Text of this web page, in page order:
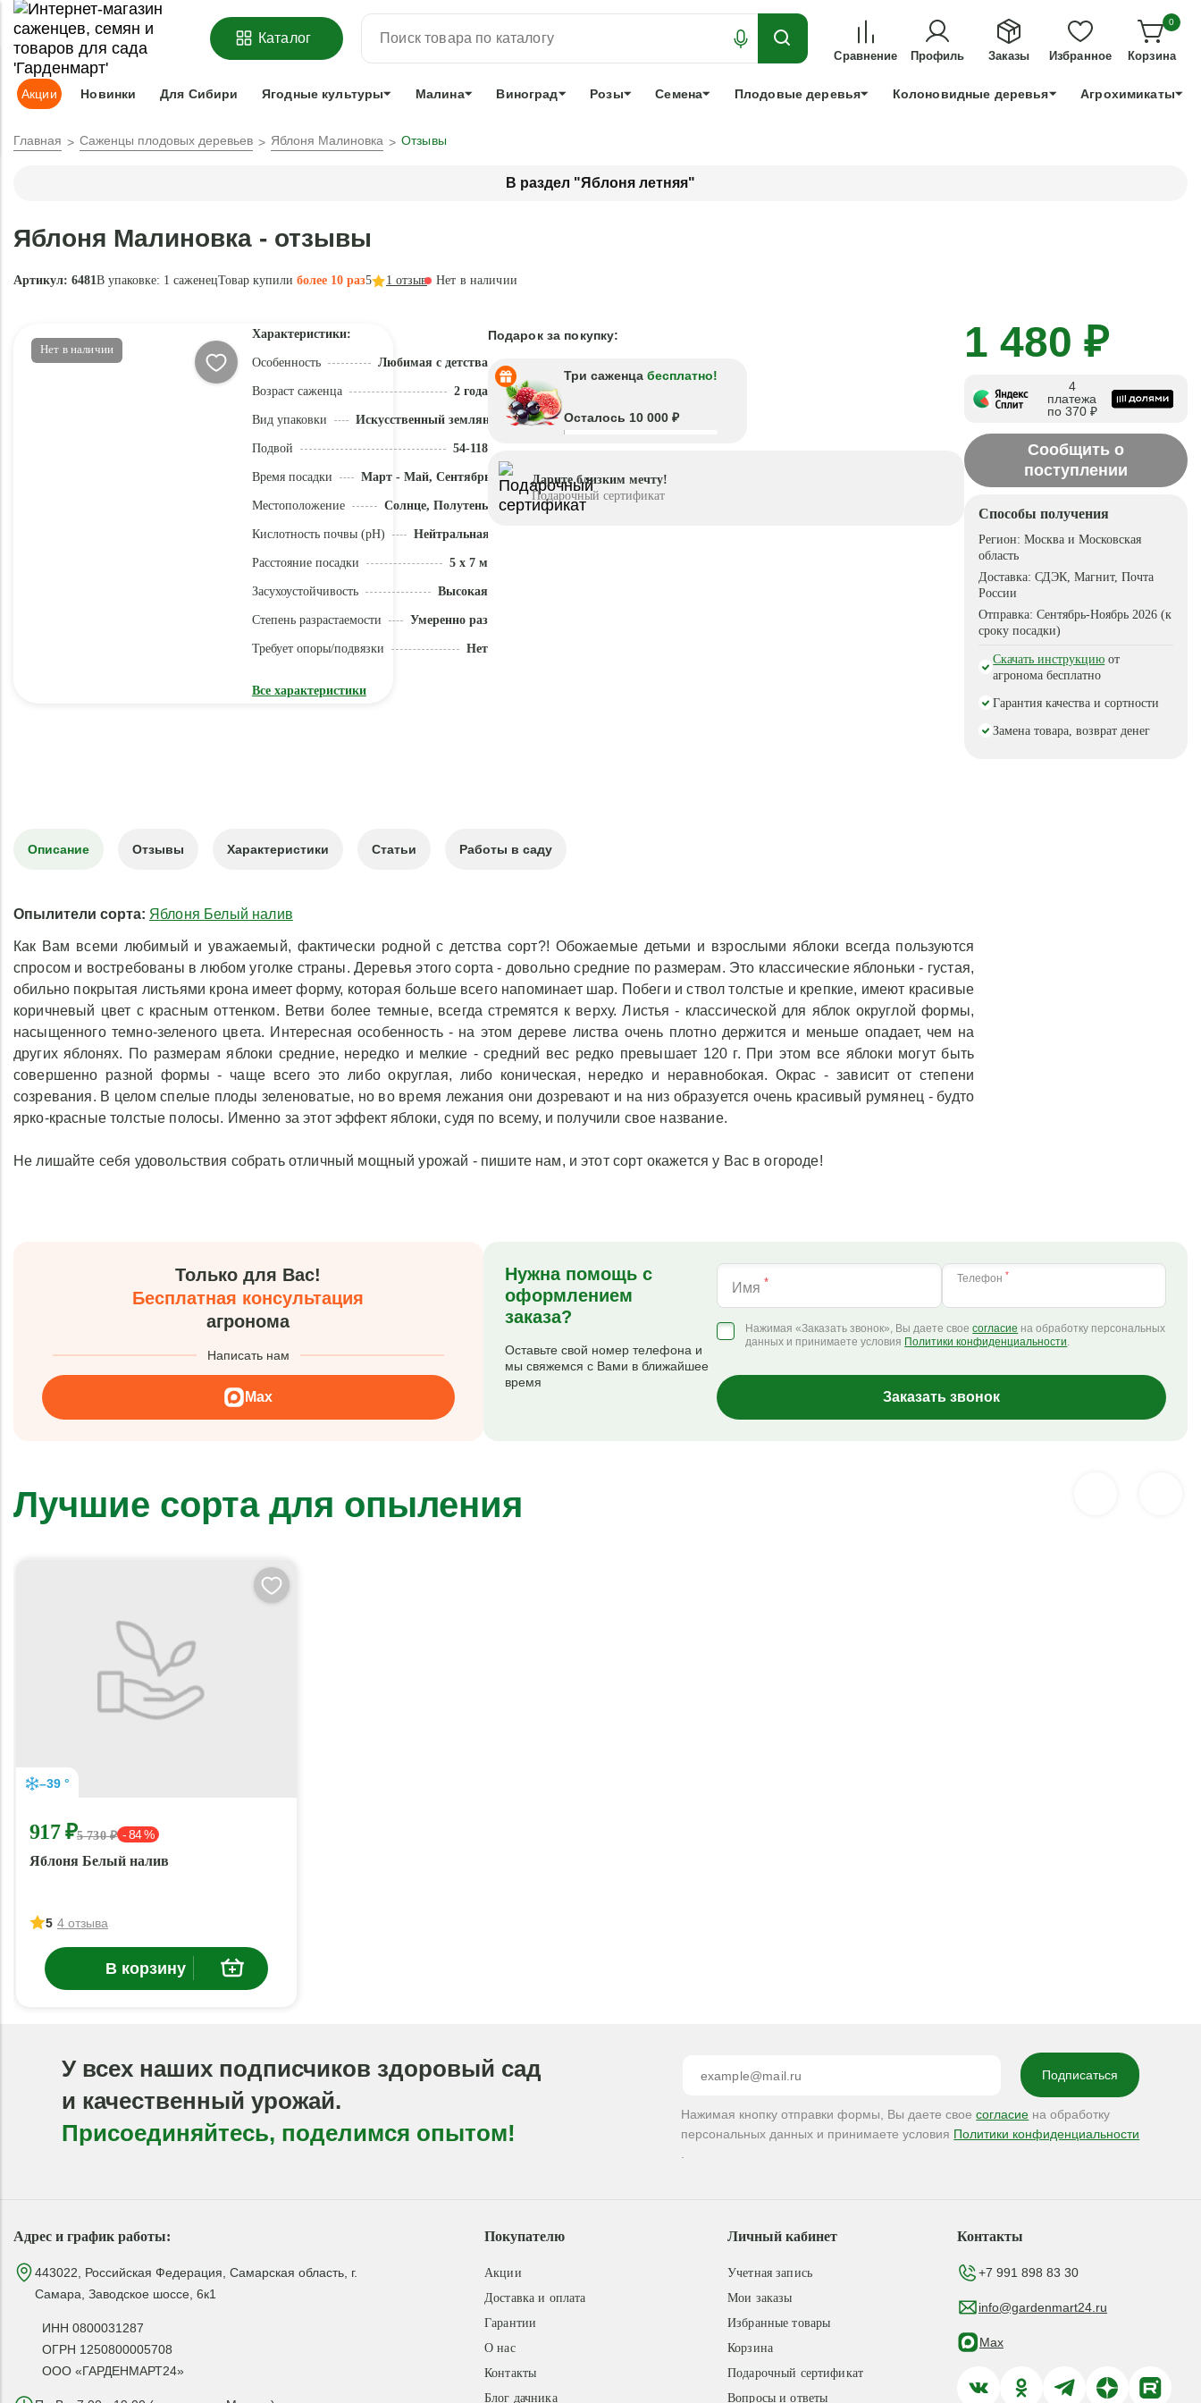
ОФОРМИТЬПРЕДЗАКАЗ =ЗАБРОНИРОВАТЬЛУЧШЕЕ ДЛЯ ТЕХ, КТО УСПЕЕТ!
Адрес доставки:Москва Доставка и оплата Гарантии +7 991 898 83 30
Каталог
Сравнение Профиль Заказы Избранное
0
Корзина
Акции Новинки Для Сибири Ягодные культуры Малина Виноград Розы Семена Плодовые деревья Колоновидные деревья Агрохимикаты
Главная Саженцы плодовых деревьев Яблоня Малиновка Отзывы
В раздел "Яблоня летняя"
Яблоня Малиновка - отзывы
Артикул: 6481В упаковке: 1 саженецТовар купили более 10 раз5 1 отзыв Нет в наличии
Нет в наличии
Характеристики:
Особенность Любимая с детства
Возраст саженца 2 года
Вид упаковки Искусственный земляной ком
Подвой 54-118
Время посадки Март - Май, Сентябрь - Ноябрь
Местоположение Солнце, Полутень
Кислотность почвы (pH) Нейтральная (5,5 - 7)
Расстояние посадки 5 x 7 м
Засухоустойчивость Высокая
Степень разрастаемости Умеренно разрастается
Требует опоры/подвязки Нет
Все характеристики
Подарок за покупку:
Три саженца бесплатно!
Осталось 10 000 ₽
Дарите близким мечту!
Подарочный сертификат
1 480 ₽
4
платежа
по 370 ₽
Сообщить о
поступлении
Способы получения
Регион:Москва и Московская
область
Доставка:СДЭК, Магнит, Почта
России
Отправка:Сентябрь-Ноябрь 2026 (к
сроку посадки)
Скачать инструкцию от
агронома бесплатно
Гарантия качества и сортности
Замена товара, возврат денег
Описание Отзывы Характеристики Статьи Работы в саду
Опылители сорта: Яблоня Белый налив
Как Вам всеми любимый и уважаемый, фактически родной с детства сорт?! Обожаемые детьми и взрослыми яблоки всегда пользуются
спросом и востребованы в любом уголке страны. Деревья этого сорта - довольно средние по размерам. Это классические яблоньки - густая,
обильно покрытая листьями крона имеет форму, которая больше всего напоминает шар. Побеги и ствол толстые и крепкие, имеют красивые
коричневый цвет с красным оттенком. Ветви более темные, всегда стремятся к верху. Листья - классической для яблок округлой формы,
насыщенного темно-зеленого цвета. Интересная особенность - на этом дереве листва очень плотно держится и меньше опадает, чем на
других яблонях. По размерам яблоки средние, нередко и мелкие - средний вес редко превышает 120 г. При этом все яблоки могут быть
совершенно разной формы - чаще всего это либо округлая, либо коническая, нередко и неравнобокая. Окрас - зависит от степени
созревания. В целом спелые плоды зеленоватые, но во время лежания они дозревают и на низ образуется очень красивый румянец - будто
ярко-красные толстые полосы. Именно за этот эффект яблоки, судя по всему, и получили свое название.
Не лишайте себя удовольствия собрать отличный мощный урожай - пишите нам, и этот сорт окажется у Вас в огороде!
Только для Вас!
Бесплатная консультация
агронома
Написать нам
Max
Нужна помощь с
оформлением
заказа?
Оставьте свой номер телефона и
мы свяжемся с Вами в ближайшее
время
Имя * Телефон *
Нажимая «Заказать звонок», Вы даете своесогласие на обработку персональных
данных и принимаете условия Политики конфиденциальности.
Заказать звонок
Лучшие сорта для опыления
–39 °
917 ₽5 730 ₽ - 84 %
Яблоня Белый налив
5 4 отзыва
В корзину
У всех наших подписчиков здоровый сад
и качественный урожай.
Присоединяйтесь, поделимся опытом!
Нажимая кнопку отправки формы, Вы даете своесогласие на обработку
персональных данных и принимаете условия Политики конфиденциальности
Адрес и график работы:
443022, Российская Федерация, Самарская область, г.
Самара, Заводское шоссе, 6к1
ИНН 0800031287
ОГРН 1250800005708
ООО «ГАРДЕНМАРТ24»
Покупателю
Акции
Доставка и оплата
Гарантии
О нас
Контакты
Блог дачника
Личный кабинет
Учетная запись
Мои заказы
Избранные товары
Корзина
Подарочный сертификат
Вопросы и ответы
Контакты
+7 991 898 83 30
info@gardenmart24.ru
Max